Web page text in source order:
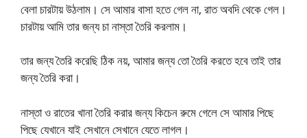
বেলা চারটায় উঠলাম। সে আমার বাসা হতে গেল না, রাত অবদি থেকে গেল।
চারটায় আমি তার জন্য চা নাস্তা তৈরি করলাম।
তার জন্য তৈরি করেছি ঠিক নয়, আমার জন্য তো তৈরি করতে হবে তাই তার
জন্য তৈরি করা।
নাস্তা ও রাতের খানা তৈরি করার জন্য কিচেন রুমে গেলে সে আমার পিছে
পিছে যেখানে যাই সেখানে সেখানে যেতে লাগল।